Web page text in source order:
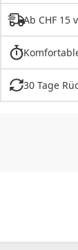
Ab CHF 15
30 Tage